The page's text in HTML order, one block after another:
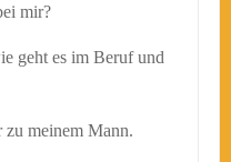
mir?
geht es im Beruf und
zu meinem Mann.